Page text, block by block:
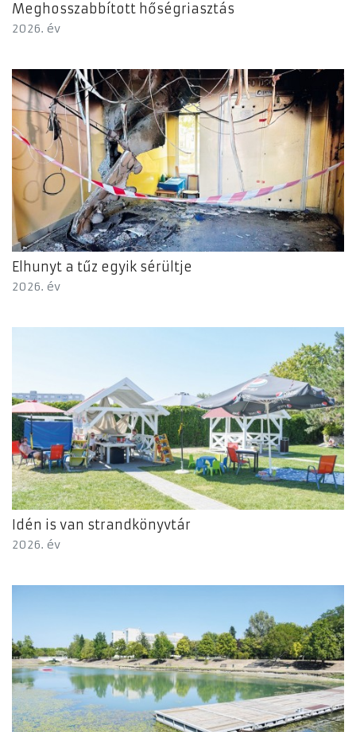
Meghosszabbított hőségriasztás
2026. év
Elhunyt a tűz egyik sérültje
2026. év
Idén is van strandkönyvtár
2026. év